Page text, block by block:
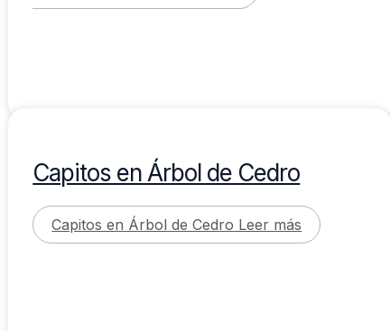
Capitos en Árbol de Cedro
Capitos en Árbol de Cedro Leer más